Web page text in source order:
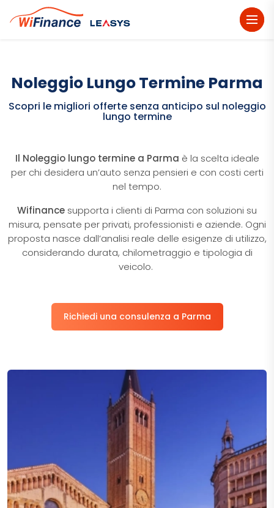
dehaze
Noleggio Lungo Termine Parma
Scopri le migliori offerte senza anticipo sul noleggio
lungo termine
Il Noleggio lungo termine a Parma è la scelta ideale
per chi desidera un’auto senza pensieri e con costi certi
nel tempo.
Wifinance supporta i clienti di Parma con soluzioni su
misura, pensate per privati, professionisti e aziende. Ogni
proposta nasce dall’analisi reale delle esigenze di utilizzo,
considerando durata, chilometraggio e tipologia di
veicolo.
Richiedi una consulenza a Parma